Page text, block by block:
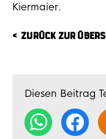
Kiermaier.
ZURÜCK ZUR
Diesen Beitrag